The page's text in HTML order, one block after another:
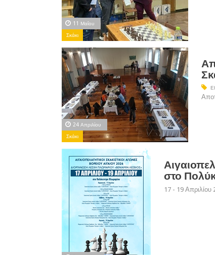
11 Μαΐου
Σκάκι
24 Απριλίου
Σκάκι
στο
17 - 19 Απριλίου